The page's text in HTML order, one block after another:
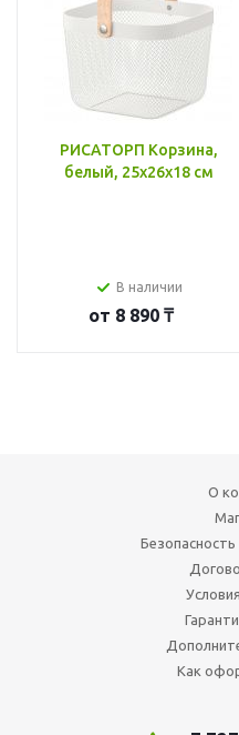
РИСАТОРП Корзина,
белый, 25x26x18 см
В наличии
от 8 890 ₸
О
Как